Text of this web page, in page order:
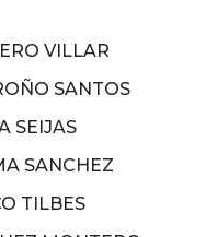
VILLAR
SANTOS
SEIJAS
SANCHEZ
TILBES